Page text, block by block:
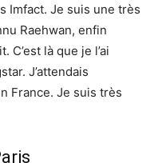
Imfact. Je suis une très
Raehwan, enfin
là que je l’ai
J’attendais
France. Je suis très